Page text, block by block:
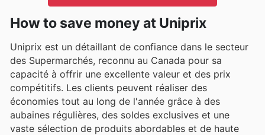
How to save money at Uniprix
Uniprix est un détaillant de confiance dans le secteur
des Supermarchés, reconnu au Canada pour sa
capacité à offrir une excellente valeur et des prix
compétitifs. Les clients peuvent réaliser des
économies tout au long de l'année grâce à des
aubaines régulières, des soldes exclusives et une
vaste sélection de produits abordables et de haute